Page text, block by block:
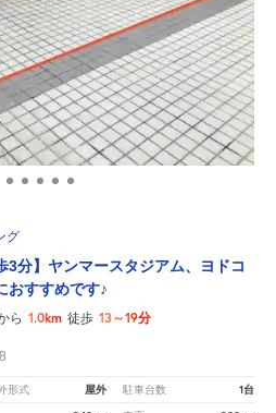
グ
3分】ヤンマースタジアム、ヨドコ
おすすめです♪
ら 1.0km 徒歩 13～19分
形式 屋外 駐車台数 1台